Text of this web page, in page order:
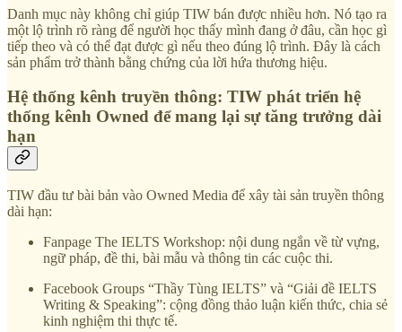
Danh mục này không chỉ giúp TIW bán được nhiều hơn. Nó tạo ra
một lộ trình rõ ràng để người học thấy mình đang ở đâu, cần học gì
tiếp theo và có thể đạt được gì nếu theo đúng lộ trình. Đây là cách
sản phẩm trở thành bằng chứng của lời hứa thương hiệu.
Hệ thống kênh truyền thông: TIW phát triển hệ
thống kênh Owned để mang lại sự tăng trưởng dài
hạn
TIW đầu tư bài bản vào Owned Media để xây tài sản truyền thông
dài hạn:
Fanpage The IELTS Workshop: nội dung ngắn về từ vựng,
ngữ pháp, đề thi, bài mẫu và thông tin các cuộc thi.
Facebook Groups “Thầy Tùng IELTS” và “Giải đề IELTS
Writing & Speaking”: cộng đồng thảo luận kiến thức, chia sẻ
kinh nghiệm thi thực tế.